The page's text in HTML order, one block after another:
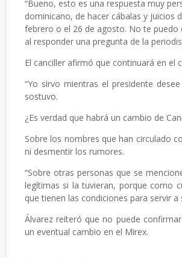
“Bueno, esto es una respuesta muy
dominicano, de hacer cábalas y juicios
febrero o el 26 de agosto. No te puedo
al responder una pregunta de la
El canciller afirmó que continuará en el
“Yo sirvo mientras el presidente
sostuvo.
¿Es verdad que habrá un cambio de
Sobre los nombres que han circulado
ni desmentir los rumores.
“Sobre otras personas que se
legítimas si la tuvieran, porque como
que tienen las condiciones para servir a
Álvarez reiteró que no puede
un eventual cambio en el Mirex.